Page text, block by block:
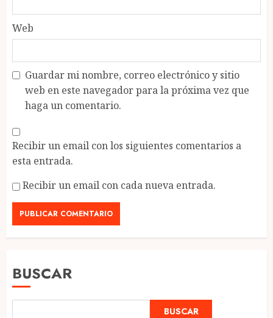
Web
Guardar mi nombre, correo electrónico y sitio
web en este navegador para la próxima vez que
haga un comentario.
Recibir un email con los siguientes comentarios a
esta entrada.
Recibir un email con cada nueva entrada.
BUSCAR
BUSCAR